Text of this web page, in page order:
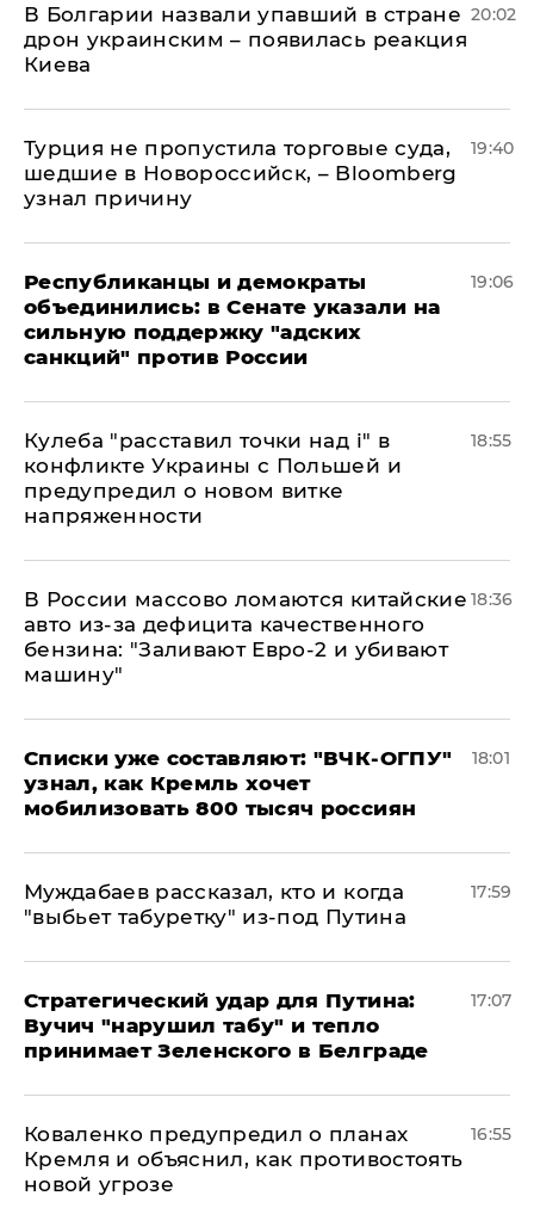
В Болгарии назвали упавший в стране
дрон украинским – появилась реакция
Киева
20:02
Турция не пропустила торговые суда,
шедшие в Новороссийск, – Bloomberg
узнал причину
19:40
Республиканцы и демократы
объединились: в Сенате указали на
сильную поддержку "адских
санкций" против России
19:06
Кулеба "расставил точки над і" в
конфликте Украины с Польшей и
предупредил о новом витке
напряженности
18:55
В России массово ломаются китайские
авто из-за дефицита качественного
бензина: "Заливают Евро-2 и убивают
машину"
18:36
Списки уже составляют: "ВЧК-ОГПУ"
узнал, как Кремль хочет
мобилизовать 800 тысяч россиян
18:01
Муждабаев рассказал, кто и когда
"выбьет табуретку" из-под Путина
17:59
Стратегический удар для Путина:
Вучич "нарушил табу" и тепло
принимает Зеленского в Белграде
17:07
Коваленко предупредил о планах
Кремля и объяснил, как противостоять
новой угрозе
16:55